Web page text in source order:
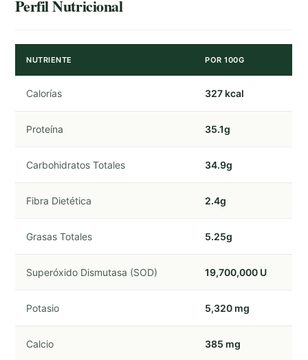
Perfil Nutricional
NUTRIENTE POR 100G
Calorías 327 kcal
Proteína 35.1g
Carbohidratos Totales 34.9g
Fibra Dietética 2.4g
Grasas Totales 5.25g
Superóxido Dismutasa (SOD) 19,700,000 U
Potasio 5,320 mg
Calcio 385 mg